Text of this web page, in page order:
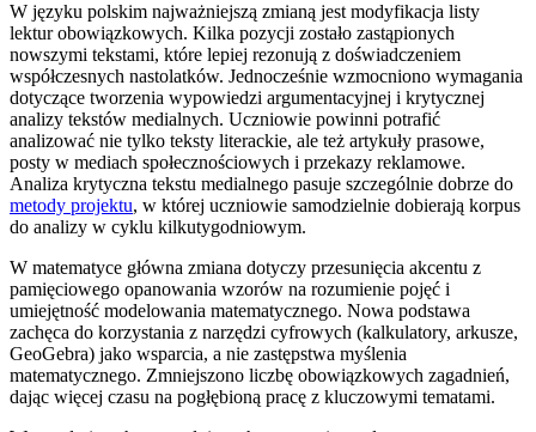
W języku polskim najważniejszą zmianą jest modyfikacja listy
lektur obowiązkowych. Kilka pozycji zostało zastąpionych
nowszymi tekstami, które lepiej rezonują z doświadczeniem
współczesnych nastolatków. Jednocześnie wzmocniono wymagania
dotyczące tworzenia wypowiedzi argumentacyjnej i krytycznej
analizy tekstów medialnych. Uczniowie powinni potrafić
analizować nie tylko teksty literackie, ale też artykuły prasowe,
posty w mediach społecznościowych i przekazy reklamowe.
Analiza krytyczna tekstu medialnego pasuje szczególnie dobrze do
metody projektu, w której uczniowie samodzielnie dobierają korpus
do analizy w cyklu kilkutygodniowym.
W matematyce główna zmiana dotyczy przesunięcia akcentu z
pamięciowego opanowania wzorów na rozumienie pojęć i
umiejętność modelowania matematycznego. Nowa podstawa
zachęca do korzystania z narzędzi cyfrowych (kalkulatory, arkusze,
GeoGebra) jako wsparcia, a nie zastępstwa myślenia
matematycznego. Zmniejszono liczbę obowiązkowych zagadnień,
dając więcej czasu na pogłębioną pracę z kluczowymi tematami.